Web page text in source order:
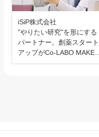
iSiP株式会社
"やりたい研究"を形にする
パートナー。創薬スタート
アップがCo-LABO MAKER
を選んだ理由。